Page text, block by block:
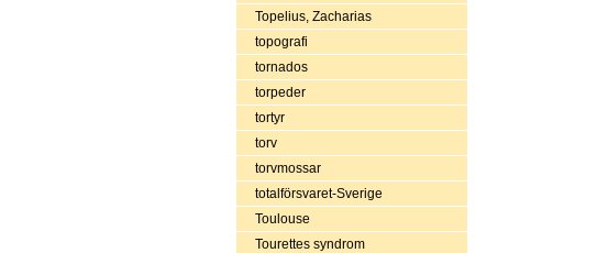
Topelius, Zacharias
topografi
tornados
torpeder
tortyr
torv
torvmossar
totalförsvaret-Sverige
Toulouse
Tourettes syndrom